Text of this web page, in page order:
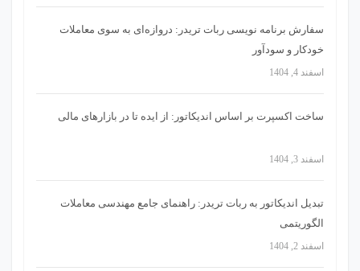
سفارش برنامه نویسی ربات تریدر: دروازه‌ای به سوی معاملات
خودکار و سودآور
اسفند 4, 1404
ساخت اکسپرت بر اساس اندیکاتور: از ایده تا در بازارهای مالی
اسفند 3, 1404
تبدیل اندیکاتور به ربات تریدر: راهنمای جامع مهندسی معاملات
الگوریتمی
اسفند 2, 1404